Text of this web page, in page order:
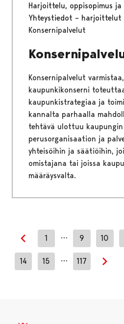
Harjoittelu, oppisopimus ja
Yhteystiedot –
Konsernipalvelut
Konsernipalvelut
kaupunkikonserni
kaupunkistrategiaa ja
kannalta parhaalla
tehtävä ulottuu kaupungin
perusorganisaation ja
yhteisöihin ja säätiöihin,
omistajana tai joissa
määräysvalta.
Edellinen sivu
1 … 9 10
14 15 … 117